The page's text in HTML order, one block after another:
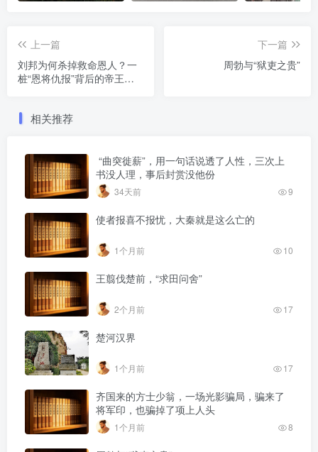
上一篇
刘邦为何杀掉救命恩人？一
桩“恩将仇报”背后的帝王心
下一篇
周勃与“狱吏之贵”
相关推荐
“曲突徙薪”，用一句话说透了人性，三次上
书没人理，事后封赏没他份
34天前 9
使者报喜不报忧，大秦就是这么亡的
1个月前 10
王翦伐楚前，“求田问舍”
2个月前 17
楚河汉界
1个月前 17
齐国来的方士少翁，一场光影骗局，骗来了
将军印，也骗掉了项上人头
1个月前 8